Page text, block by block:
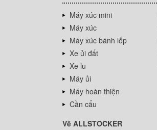
Máy xúc mini
Máy xúc
Máy xúc bánh lốp
Xe ủi đất
Xe lu
Máy ủi
Máy hoàn thiện
Cần cẩu
Về ALLSTOCKER